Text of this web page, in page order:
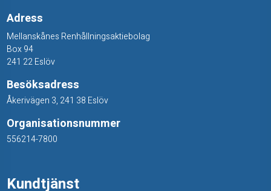
o
d
Adress
Mellanskånes Renhållningsaktiebolag
Box 94
241 22 Eslöv
Besöksadress
Åkerivägen 3, 241 38 Eslöv
Organisationsnummer
556214-7800
Kundtjänst